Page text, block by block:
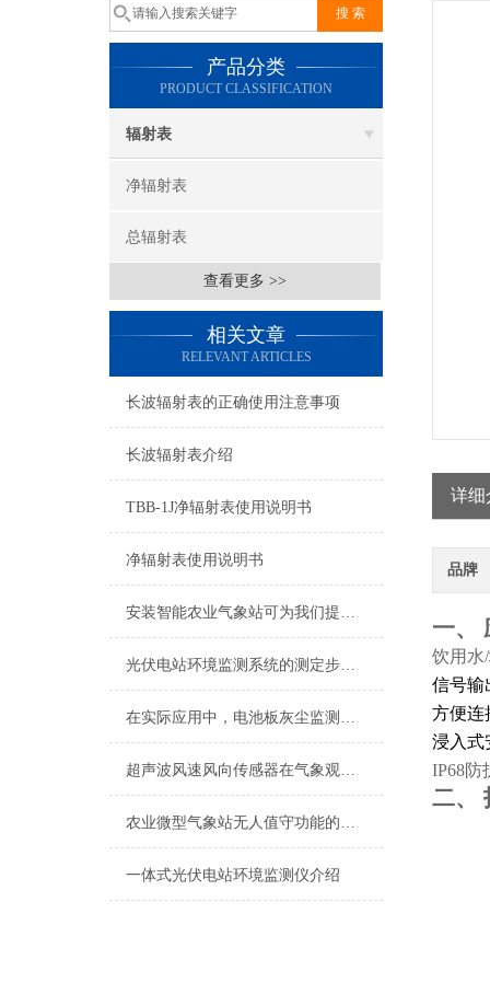
产品分类
PRODUCT CLASSIFICATION
辐射表
净辐射表
总辐射表
查看更多 >>
相关文章
RELEVANT ARTICLES
长波辐射表的正确使用注意事项
长波辐射表介绍
TBB-1J净辐射表使用说明书
净辐射表使用说明书
安装智能农业气象站可为我们提供以下帮助
光伏电站环境监测系统的测定步骤及使用注意事项
在实际应用中，电池板灰尘监测仪具有诸多优势
超声波风速风向传感器在气象观测、环境监测等领域广泛应用
农业微型气象站无人值守功能的应用
一体式光伏电站环境监测仪介绍
详细
品牌
一、
饮用水
信号输
方便连
浸入式
IP68防
二、